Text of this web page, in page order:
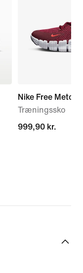
Nike Free
Træningssko
999,90 kr.
999,90 kr.